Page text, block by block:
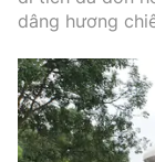
dâng hương